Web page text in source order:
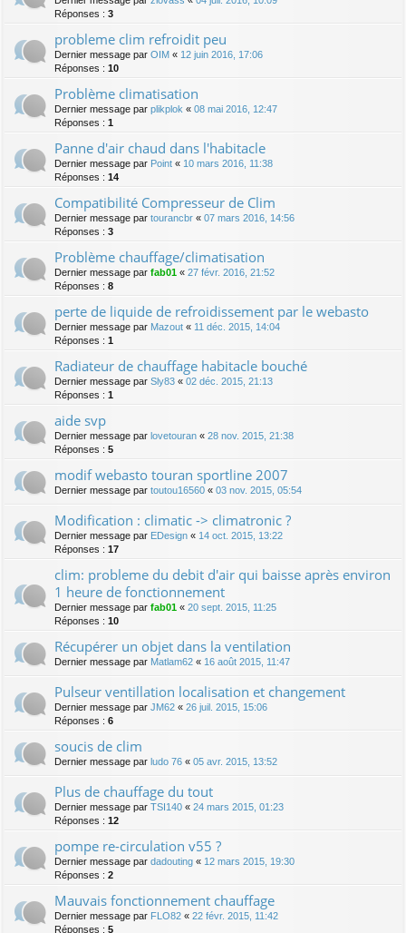
Réponses : 3
probleme clim refroidit peu
Dernier message par OIM « 12 juin 2016, 17:06
Réponses : 10
Problème climatisation
Dernier message par plikplok « 08 mai 2016, 12:47
Réponses : 1
Panne d'air chaud dans l'habitacle
Dernier message par Point « 10 mars 2016, 11:38
Réponses : 14
Compatibilité Compresseur de Clim
Dernier message par tourancbr « 07 mars 2016, 14:56
Réponses : 3
Problème chauffage/climatisation
Dernier message par fab01 « 27 févr. 2016, 21:52
Réponses : 8
perte de liquide de refroidissement par le webasto
Dernier message par Mazout « 11 déc. 2015, 14:04
Réponses : 1
Radiateur de chauffage habitacle bouché
Dernier message par Sly83 « 02 déc. 2015, 21:13
Réponses : 1
aide svp
Dernier message par lovetouran « 28 nov. 2015, 21:38
Réponses : 5
modif webasto touran sportline 2007
Dernier message par toutou16560 « 03 nov. 2015, 05:54
Modification : climatic -> climatronic ?
Dernier message par EDesign « 14 oct. 2015, 13:22
Réponses : 17
clim: probleme du debit d'air qui baisse après environ
1 heure de fonctionnement
Dernier message par fab01 « 20 sept. 2015, 11:25
Réponses : 10
Récupérer un objet dans la ventilation
Dernier message par Matlam62 « 16 août 2015, 11:47
Pulseur ventillation localisation et changement
Dernier message par JM62 « 26 juil. 2015, 15:06
Réponses : 6
soucis de clim
Dernier message par ludo 76 « 05 avr. 2015, 13:52
Plus de chauffage du tout
Dernier message par TSI140 « 24 mars 2015, 01:23
Réponses : 12
pompe re-circulation v55 ?
Dernier message par dadouting « 12 mars 2015, 19:30
Réponses : 2
Mauvais fonctionnement chauffage
Dernier message par FLO82 « 22 févr. 2015, 11:42
Réponses : 5